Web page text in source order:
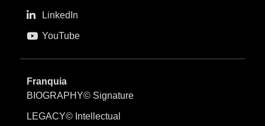
LinkedIn
YouTube
Franquia
BIOGRAPHY© Signature
LEGACY© Intellectual